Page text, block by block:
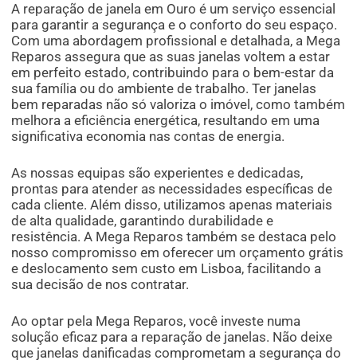
A reparação de janela em Ouro é um serviço essencial
para garantir a segurança e o conforto do seu espaço.
Com uma abordagem profissional e detalhada, a Mega
Reparos assegura que as suas janelas voltem a estar
em perfeito estado, contribuindo para o bem-estar da
sua família ou do ambiente de trabalho. Ter janelas
bem reparadas não só valoriza o imóvel, como também
melhora a eficiência energética, resultando em uma
significativa economia nas contas de energia.
As nossas equipas são experientes e dedicadas,
prontas para atender as necessidades específicas de
cada cliente. Além disso, utilizamos apenas materiais
de alta qualidade, garantindo durabilidade e
resistência. A Mega Reparos também se destaca pelo
nosso compromisso em oferecer um orçamento grátis
e deslocamento sem custo em Lisboa, facilitando a
sua decisão de nos contratar.
Ao optar pela Mega Reparos, você investe numa
solução eficaz para a reparação de janelas. Não deixe
que janelas danificadas comprometam a segurança do